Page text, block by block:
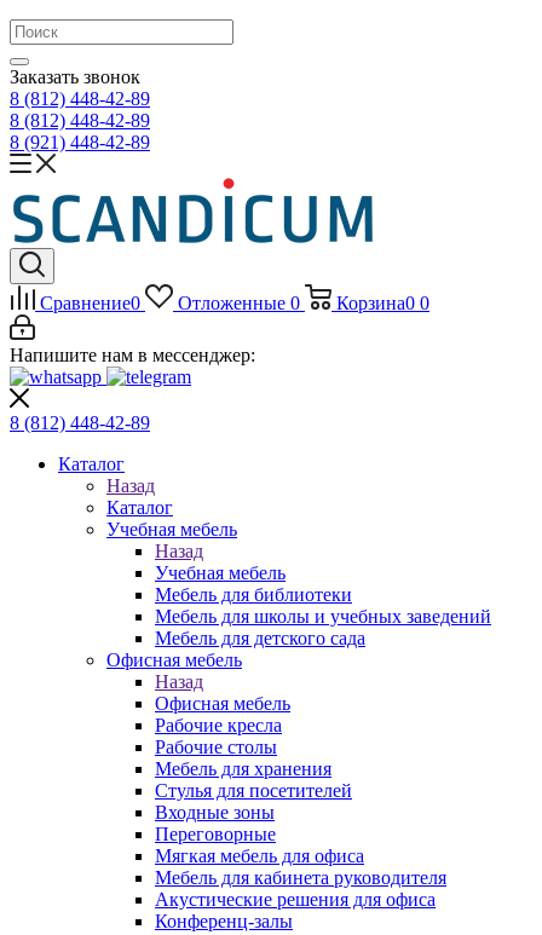
Заказать звонок
8 (812) 448-42-89
8 (812) 448-42-89
8 (921) 448-42-89
Сравнение0 Отложенные 0 Корзина0 0
Напишите нам в мессенджер:
8 (812) 448-42-89
Каталог
Назад
Каталог
Учебная мебель
Назад
Учебная мебель
Мебель для библиотеки
Мебель для школы и учебных заведений
Мебель для детского сада
Офисная мебель
Назад
Офисная мебель
Рабочие кресла
Рабочие столы
Мебель для хранения
Стулья для посетителей
Входные зоны
Переговорные
Мягкая мебель для офиса
Мебель для кабинета руководителя
Акустические решения для офиса
Конференц-залы